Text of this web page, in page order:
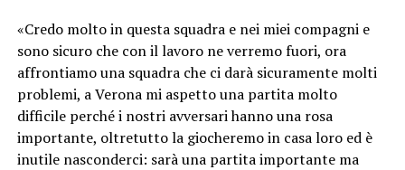
«Credo molto in questa squadra e nei miei compagni e
sono sicuro che con il lavoro ne verremo fuori, ora
affrontiamo una squadra che ci darà sicuramente molti
problemi, a Verona mi aspetto una partita molto
difficile perché i nostri avversari hanno una rosa
importante, oltretutto la giocheremo in casa loro ed è
inutile nasconderci: sarà una partita importante ma